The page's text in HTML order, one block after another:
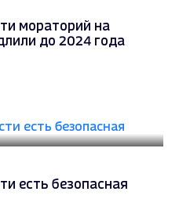
мораторий на
до 2024 года
есть безопасная